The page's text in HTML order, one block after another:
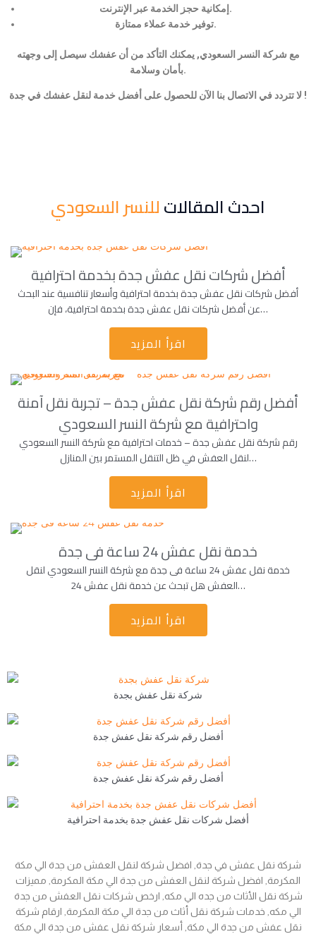
إمكانية حجز الخدمة عبر الإنترنت.
توفير خدمة عملاء ممتازة.
مع شركة النسر السعودي, يمكنك التأكد من أن عفشك سيصل إلى وجهته
بأمان وسلامة.
لا تتردد في الاتصال بنا الآن للحصول على أفضل خدمة لنقل عفشك في جدة !
احدث المقالاتللنسر السعودي
أفضل شركات نقل عفش جدة بخدمة احترافية
أفضل شركات نقل عفش جدة بخدمة احترافية وأسعار تنافسية عند البحث
عن أفضل شركات نقل عفش جدة بخدمة احترافية، فإن…
اقرأ المزيد
أفضل رقم شركة نقل عفش جدة – تجربة نقل آمنة
واحترافية مع شركة النسر السعودي
رقم شركة نقل عفش جدة – خدمات احترافية مع شركة النسر السعودي
لنقل العفش في ظل التنقل المستمر بين المنازل…
اقرأ المزيد
خدمة نقل عفش 24 ساعة فى جدة
خدمة نقل عفش 24 ساعة فى جدة مع شركة النسر السعودي لنقل
العفش هل تبحث عن خدمة نقل عفش 24…
اقرأ المزيد
شركة نقل عفش بجدة
أفضل رقم شركة نقل عفش جدة
أفضل رقم شركة نقل عفش جدة
أفضل شركات نقل عفش جدة بخدمة احترافية
شركة نقل عفش في جدة, افضل شركة لنقل العفش من جدة الي مكة
المكرمة, افضل شركة لنقل العفش من جدة الي مكة المكرمة, مميزات
شركة نقل الأثاث من جده الي مكه, ارخص شركات نقل العفش من جدة
الي مكه, خدمات شركة نقل أثاث من جدة الي مكة المكرمة, ارقام شركة
نقل عفش من جدة الي مكة, أسعار شركة نقل عفش من جدة الي مكة